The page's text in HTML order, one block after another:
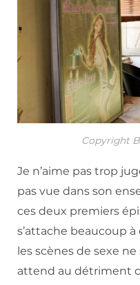
Copyright
Je n’aime pas trop
pas vue dans son
ces deux premiers
s’attache beaucoup
les scènes de sexe
attend au détriment